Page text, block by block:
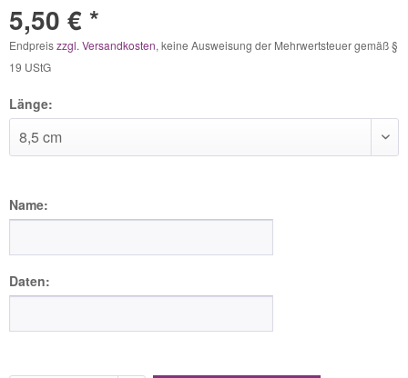
5,50 € *
Endpreiszzgl. Versandkosten, keine Ausweisung der Mehrwertsteuer gemäß §
19 UStG
Länge:
Name:
Daten: